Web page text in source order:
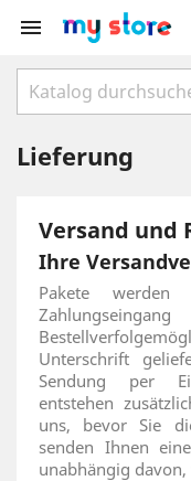

Lieferung
Versand und
Ihre
Pakete werden
Unterschrift
Sendung per
entstehen
uns, bevor Sie
senden Ihnen
unabhängig